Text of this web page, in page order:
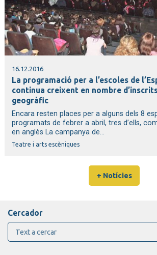
16.12.2016
La programació per a l’escoles de
continua creixent en nombre
geogràfic
Encara resten places per a alguns dels 8
programats de febrer a abril, tres d’ells,
en anglès La campanya de...
Teatre i arts escèniques
+ Notícies
Cercador